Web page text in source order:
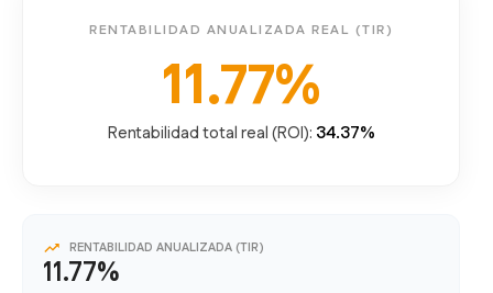
RENTABILIDAD ANUALIZADA REAL (TIR)
11.77%
Rentabilidad total real (ROI): 34.37%
RENTABILIDAD ANUALIZADA (TIR)
11.77%